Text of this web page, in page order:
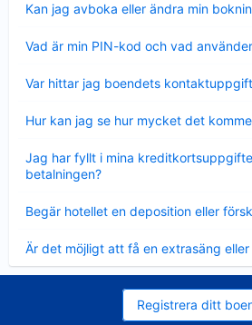
Kan jag avboka eller ändra min
mindre
Vad är min PIN-kod och vad
mindre
Var hittar jag boendets
mindre
Hur kan jag se hur mycket det
mindre
Jag har fyllt i mina
betalningen?
mindre
Begär hotellet en deposition eller
mindre
Är det möjligt att få en extrasäng
mindre
Registrera ditt